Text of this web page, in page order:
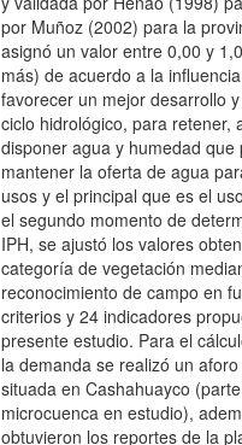
por Muñoz (2002) para la
asignó un valor entre 0,00 y
más) de acuerdo a la
favorecer un mejor desarrollo
ciclo hidrológico, para retener,
disponer agua y humedad que
mantener la oferta de agua
usos y el principal que es el
el segundo momento de
IPH, se ajustó los valores
categoría de vegetación
reconocimiento de campo en
criterios y 24 indicadores
presente estudio. Para el
la demanda se realizó un
situada en Cashahuayco
microcuenca en estudio),
obtuvieron los reportes de la